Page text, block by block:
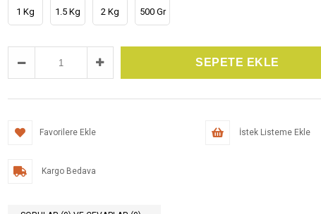
1 Kg 1.5 Kg 2 Kg 500 Gr
Favorilere Ekle İstek Listeme Ekle
Kargo Bedava